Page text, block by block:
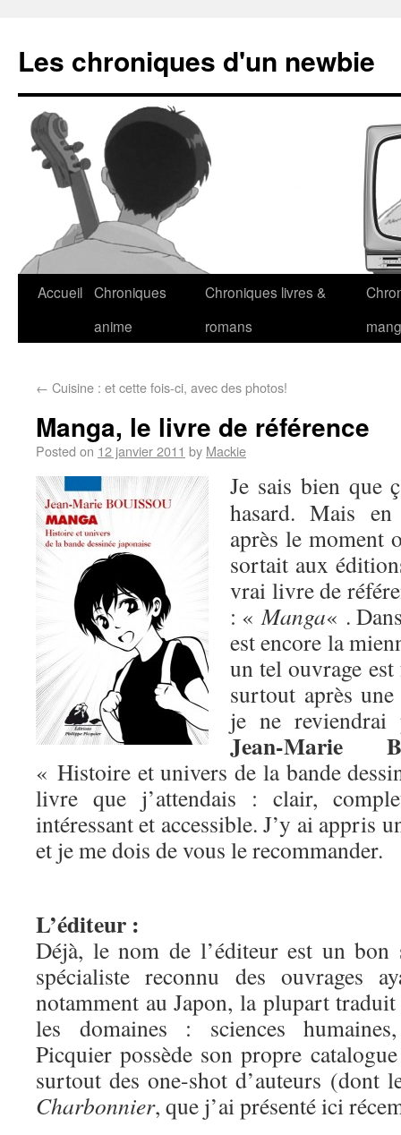
Les chroniques d'un newbie
Accueil Chroniques
anime
Chroniques livres &
romans
← Cuisine : et cette fois-ci, avec des photos!
Manga, le livre de référence
Posted on 12 janvier 2011 by Mackie
Je sais bien que
hasard. Mais
après le moment
sortait aux
vrai livre de
: «Manga« .
est encore la
un tel ouvrage
surtout après
je ne
Jean-Marie
« Histoire et univers de la bande
livre que j’attendais : clair,
intéressant et accessible. J’y ai appris
et je me dois de vous le recommander.
L’éditeur :
Déjà, le nom de l’éditeur est un
spécialiste reconnu des ouvrages
notamment au Japon, la plupart
les domaines : sciences
Picquier possède son propre
surtout des one-shot d’auteurs (dont
Charbonnier, que j’ai présenté ici